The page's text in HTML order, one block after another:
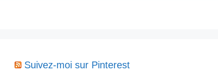
Suivez-moi sur Pinterest